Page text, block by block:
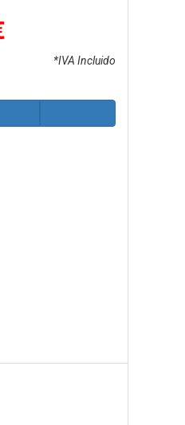
*IVA Incluido